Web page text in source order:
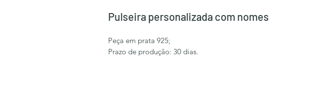
Pulseira personalizada com nomes
Peça em prata 925;
Prazo de produção: 30 dias.